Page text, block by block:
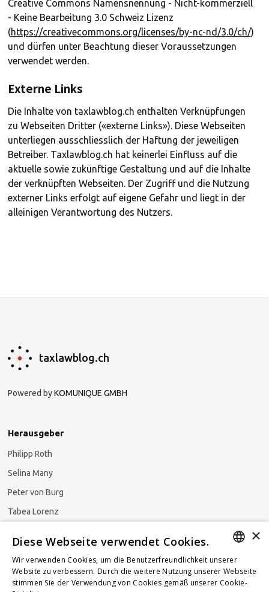
Creative Commons Namensnennung - Nicht-kommerziell
- Keine Bearbeitung 3.0 Schweiz Lizenz
(https://creativecommons.org/licenses/by-nc-nd/3.0/ch/)
und dürfen unter Beachtung dieser Voraussetzungen
verwendet werden.
Externe Links
Die Inhalte von taxlawblog.ch enthalten Verknüpfungen
zu Webseiten Dritter («externe Links»). Diese Webseiten
unterliegen ausschliesslich der Haftung der jeweiligen
Betreiber. Taxlawblog.ch hat keinerlei Einfluss auf die
aktuelle sowie zukünftige Gestaltung und auf die Inhalte
der verknüpften Webseiten. Der Zugriff und die Nutzung
externer Links erfolgt auf eigene Gefahr und liegt in der
alleinigen Verantwortung des Nutzers.
taxlawblog.ch
Powered byKOMUNIQUE GMBH
Herausgeber
Philipp Roth
Selina Many
Peter von Burg
Tabea Lorenz
Newsletter abonnieren
GERMAN
×
Diese Webseite verwendet Cookies.
Wir verwenden Cookies, um die Benutzerfreundlichkeit unserer
Website zu verbessern. Durch die weitere Nutzung unserer Webseite
stimmen Sie der Verwendung von Cookies gemäß unserer Cookie-